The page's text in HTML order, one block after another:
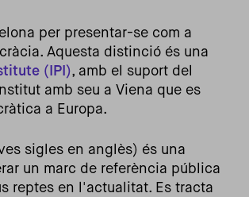
per presentar-se com a
Aquesta distinció és una
(IPI), amb el suport del
amb seu a Viena que es
a Europa.
sigles en anglès) és una
un marc de referència pública
reptes en l'actualitat. Es tracta